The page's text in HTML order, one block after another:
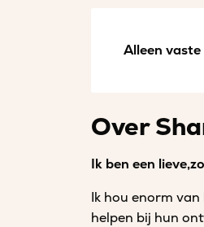
Alleen vaste
Over
Ik ben een
Ik hou enorm
helpen bij hun